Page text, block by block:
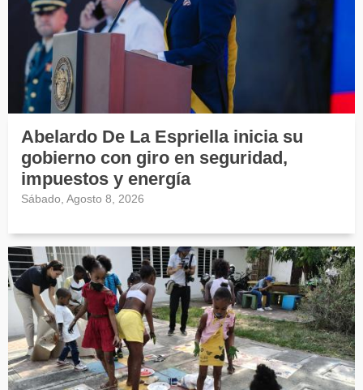
Abelardo De La Espriella inicia su
gobierno con giro en seguridad,
impuestos y energía
Sábado, Agosto 8, 2026